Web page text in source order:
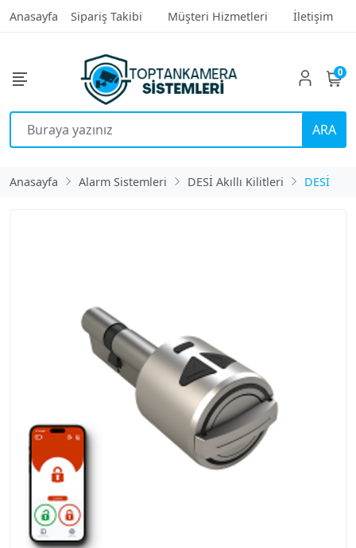
Anasayfa Sipariş Takibi Müşteri Hizmetleri İletişim
ARA
0
Anasayfa Alarm Sistemleri DESİ Akıllı Kilitleri DESİ